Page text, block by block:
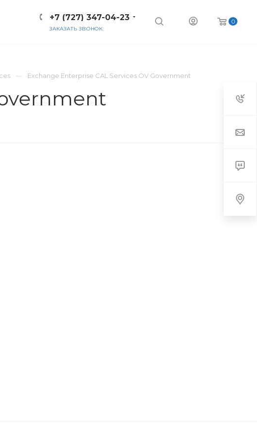
0
+7 (727) 347-04-23
ЗАКАЗАТЬ ЗВОНОК
Exchange Enterprise CAL Services OV Government